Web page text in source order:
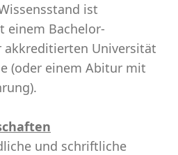
ist
einem Bachelor-
akkreditierten Universität
(oder einem Abitur mit
und schriftliche